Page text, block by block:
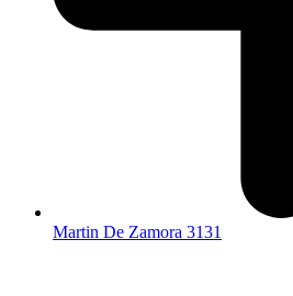
Martin De Zamora 3131